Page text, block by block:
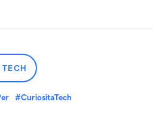
#CuriositaTech